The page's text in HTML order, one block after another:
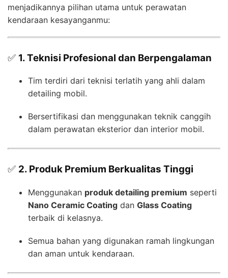
menjadikannya pilihan utama untuk perawatan
kendaraan kesayanganmu:
✅ 1. Teknisi Profesional dan Berpengalaman
Tim terdiri dari teknisi terlatih yang ahli dalam
detailing mobil.
Bersertifikasi dan menggunakan teknik canggih
dalam perawatan eksterior dan interior mobil.
✅ 2. Produk Premium Berkualitas Tinggi
Menggunakan produk detailing premium seperti
Nano Ceramic Coating dan Glass Coating
terbaik di kelasnya.
Semua bahan yang digunakan ramah lingkungan
dan aman untuk kendaraan.